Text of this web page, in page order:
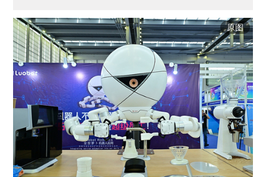
原图